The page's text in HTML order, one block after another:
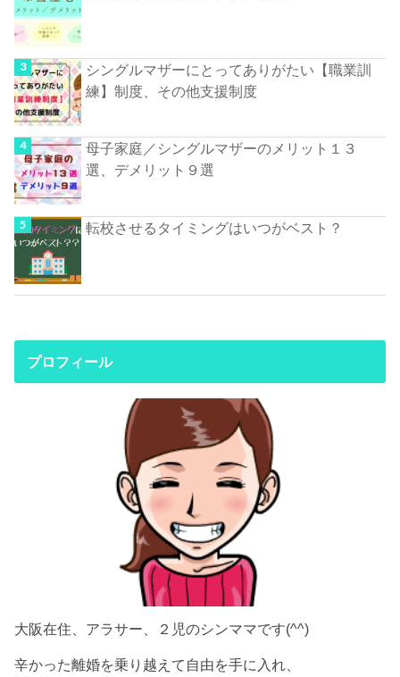
シングルマザーにとってありがたい【職業訓
練】制度、その他支援制度
母子家庭／シングルマザーのメリット１３
選、デメリット９選
転校させるタイミングはいつがベスト？
プロフィール
大阪在住、アラサー、２児のシンママです(^^)
辛かった離婚を乗り越えて自由を手に入れ、